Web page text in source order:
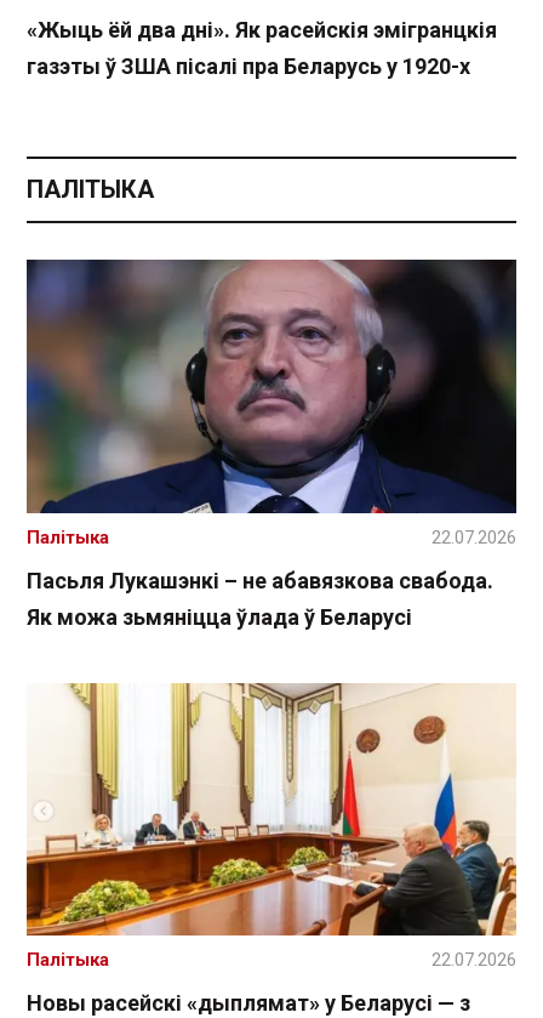
«Жыць ёй два дні». Як расейскія эмігранцкія
газэты ў ЗША пісалі пра Беларусь у 1920-х
ПАЛІТЫКА
Пасьля Лукашэнкі – не абавязкова свабода.
Як можа зьмяніцца ўлада ў Беларусі
Палітыка 22.07.2026
Новы расейскі «дыплямат» у Беларусі — з
Палітыка 22.07.2026